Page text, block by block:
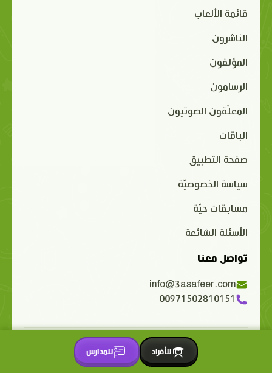
قائمة الألعاب
الناشرون
المؤلفون
الرسامون
المعلّقون الصوتيون
الباقات
صفحة التطبيق
سياسة الخصوصيّة
مسابقات حيّة
الأسئلة الشائعة
تواصل معنا
info@3asafeer.com
00971502810151
حقوق الملكية الفكرية محفوظة 2015-2026 © 3asafeer.com
للأفراد
للمدارس